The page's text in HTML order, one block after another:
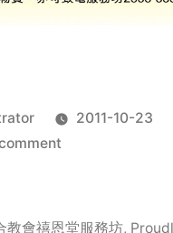
2011-10-23
on
服
教會禧恩堂服務坊,